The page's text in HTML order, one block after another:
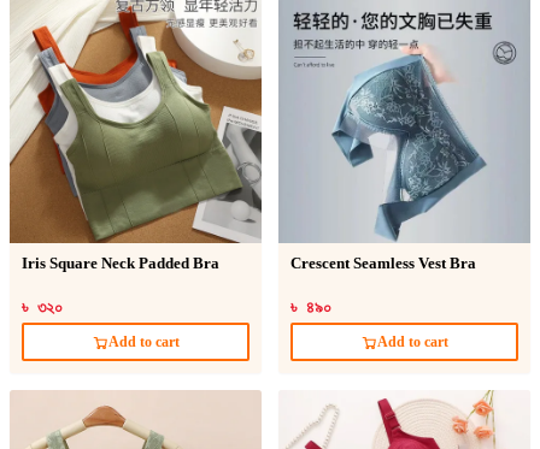
Iris Square Neck Padded Bra
৳ ৩২০
Add to cart
Crescent Seamless Vest Bra
৳ ৪৯০
Add to cart